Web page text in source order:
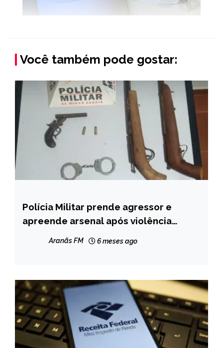
Você também pode gostar:
MINAS
GERAIS
NOTÍCIAS
Polícia Militar prende agressor e
apreende arsenal após violência
Aranãs FM 6 meses ago